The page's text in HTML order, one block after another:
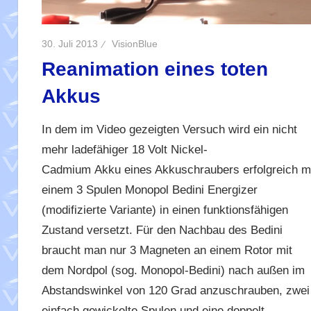
30. Juli 2013 VisionBlue
Reanimation eines toten
Akkus
In dem im Video gezeigten Versuch wird ein nicht
mehr ladefähiger 18 Volt Nickel-
Cadmium Akku eines Akkuschraubers erfolgreich
einem 3 Spulen Monopol Bedini Energizer
(modifizierte Variante) in einen funktionsfähigen
Zustand versetzt. Für den Nachbau des Bedini
braucht man nur 3 Magneten an einem Rotor mit
dem Nordpol (sog. Monopol-Bedini) nach außen im
Abstandswinkel von 120 Grad anzuschrauben, zwei